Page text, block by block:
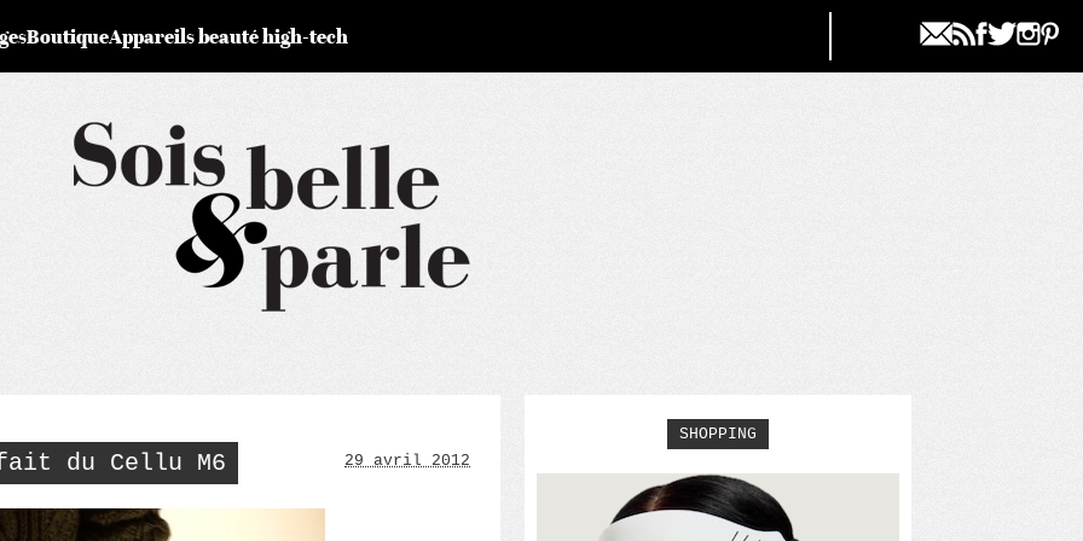
BoutiqueAppareils beauté high-tech
du Cellu M6 29 avril 2012
SHOPPING